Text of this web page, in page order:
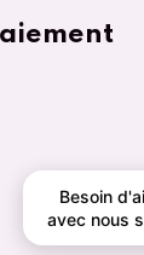
Besoin
avec nous